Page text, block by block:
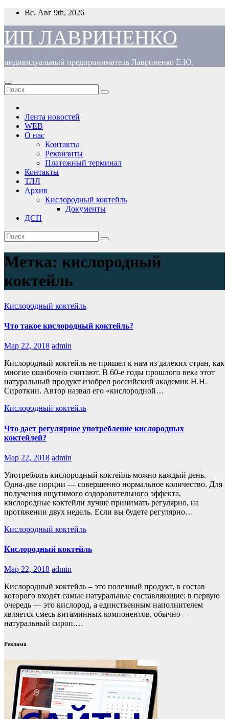
Перейти
содержимому
Вс. Авг 9th, 2026
ИП ЛАВРИНЕНКО
индивидуальный предприниматель Лавриненко Е.Ю.
Лента новостей
WEB
О нас
Контакты
Реквизиты
Платежный терминал
Контакты
ТЛЛ
Архив
Кислородный коктейль
Документы
ДСП
Метка: кислородный
коктейль
Кислородный коктейль
Что такое кислородный коктейль?
Мар 22, 2018 admin
Кислородный коктейль не пришел к нам из далеких стран, как
многие ошибочно считают. В 60-е годы прошлого века этот
натуральный продукт изобрел российский академик Н.Н.
Сироткин. Автор назвал его «кислородной…
Кислородный коктейль
Что дает регулярное употребление кислородных
коктейлей?
Мар 22, 2018 admin
Употреблять кислородный коктейль можно каждый день.
Одна-две порции — совершенно нормальное количество. Для
получения ощутимого оздоровительного эффекта,
кислородные коктейли лучше принимать регулярно, на
протяжении двух недель. Если вы будете регулярно…
Кислородный коктейль
Кислородный коктейль
Мар 22, 2018 admin
Кислородный коктейль – это полезный продукт, в состав
которого входят самые натуральные составляющие: в первую
очередь — это кислород, а единственным наполнителем
является смесь витаминных компонентов, обычно —
натуральный сироп.…
Реклама